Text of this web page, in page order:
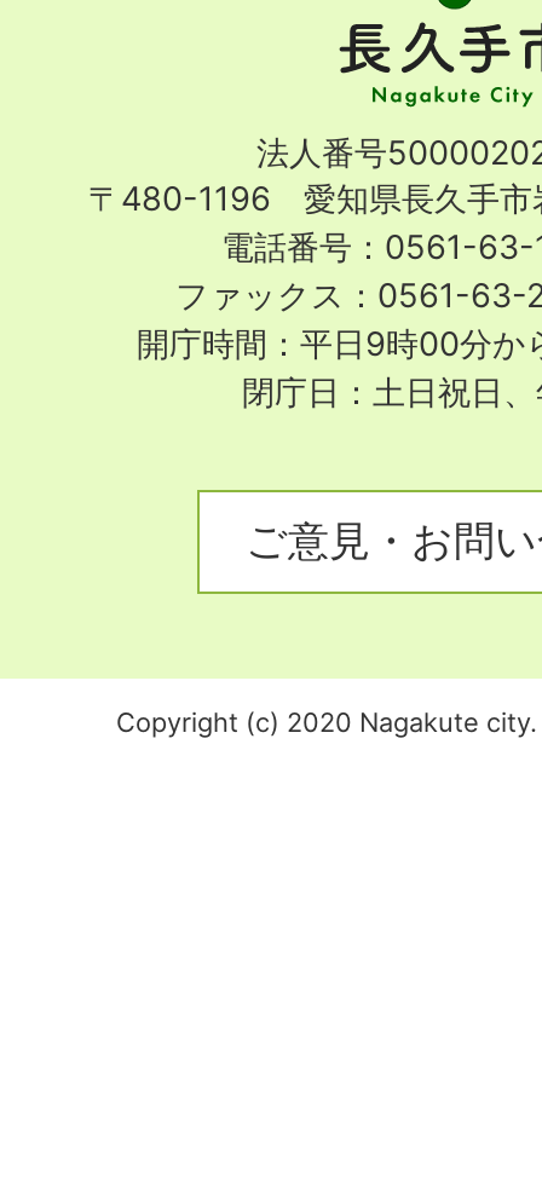
手
市
City
法人番号
〒480-1196 愛知県長久手市
電話番号：0561-63-
ファックス：0561-63-
開庁時間：平日9時00分か
閉庁日：土日祝日
ご意見・お問
Copyright (c) 2020 Nagakute